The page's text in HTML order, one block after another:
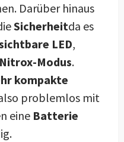
Darüber hinaus
Sicherheitda es
LED,
Nitrox-Modus.
kompakte
problemlos mit
eine Batterie